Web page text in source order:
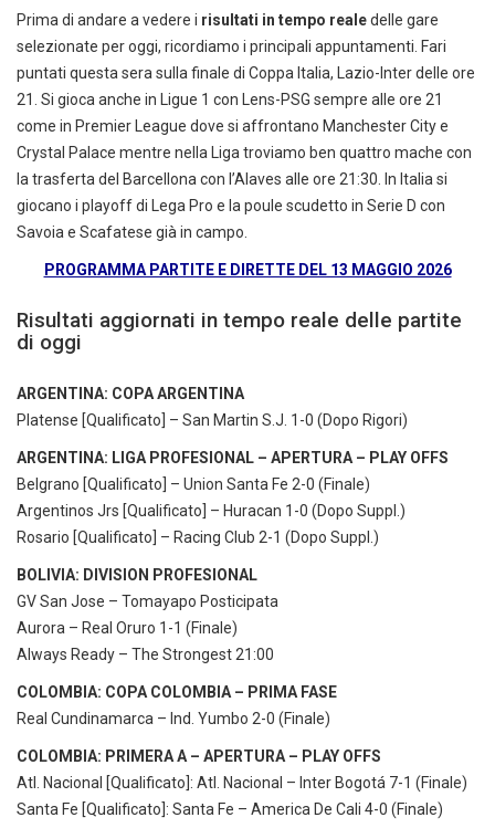
Prima di andare a vedere i risultati in tempo realedelle gare
selezionate per oggi, ricordiamo i principali appuntamenti. Fari
puntati questa sera sulla finale di Coppa Italia, Lazio-Inter delle ore
21. Si gioca anche in Ligue 1 con Lens-PSG sempre alle ore 21
come in Premier League dove si affrontano Manchester City e
Crystal Palace mentre nella Liga troviamo ben quattro mache con
la trasferta del Barcellona con l’Alaves alle ore 21:30. In Italia si
giocano i playoff di Lega Pro e la poule scudetto in Serie D con
Savoia e Scafatese già in campo.
PROGRAMMA PARTITE E DIRETTE DEL 13 MAGGIO 2026
Risultati aggiornati in tempo reale delle partite
di oggi
ARGENTINA: COPA ARGENTINA
Platense [Qualificato] – San Martin S.J. 1-0 (Dopo Rigori)
ARGENTINA: LIGA PROFESIONAL – APERTURA – PLAY OFFS
Belgrano [Qualificato] – Union Santa Fe 2-0 (Finale)
Argentinos Jrs [Qualificato] – Huracan 1-0 (Dopo Suppl.)
Rosario [Qualificato] – Racing Club 2-1 (Dopo Suppl.)
BOLIVIA: DIVISION PROFESIONAL
GV San Jose – Tomayapo Posticipata
Aurora – Real Oruro 1-1 (Finale)
Always Ready – The Strongest 21:00
COLOMBIA: COPA COLOMBIA – PRIMA FASE
Real Cundinamarca – Ind. Yumbo 2-0 (Finale)
COLOMBIA: PRIMERA A – APERTURA – PLAY OFFS
Atl. Nacional [Qualificato]: Atl. Nacional – Inter Bogotá 7-1 (Finale)
Santa Fe [Qualificato]: Santa Fe – America De Cali 4-0 (Finale)